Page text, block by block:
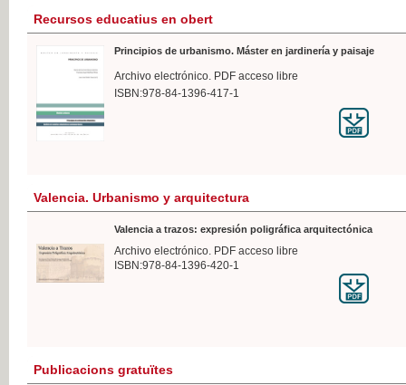
Recursos educatius en obert
Principios de urbanismo. Máster en jardinería y paisaje
Archivo electrónico. PDF acceso libre
ISBN:978-84-1396-417-1
Valencia. Urbanismo y arquitectura
Valencia a trazos: expresión poligráfica arquitectónica
Archivo electrónico. PDF acceso libre
ISBN:978-84-1396-420-1
Publicacions gratuïtes